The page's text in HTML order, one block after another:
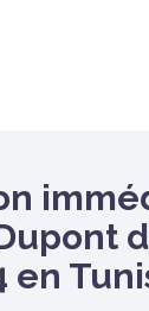
en